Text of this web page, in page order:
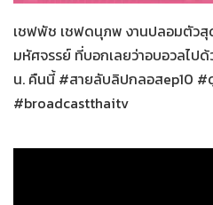
เชฟพัช เชฟดนุภพ งานปลอมตัวสุ
มหัศจรรย์ ที่บอกเลยว่าอบอวลไป
น. คืนนี้ #สายลับลิปกลอสep10
#broadcastthaitv